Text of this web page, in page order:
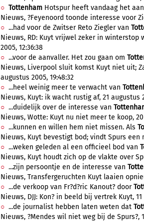
Tottenham Hotspur heeft vandaag het
Nieuws, ?Feyenoord toonde interesse voor
...had voor de Zwitser Reto Ziegler van
Nieuws, RD: Kuyt vrijwel zeker in winterstop
2005, 12:36:38
...voor de aanvaller. Het zou gaan om
Nieuws, Liverpool sluit komst Kuyt niet uit;
augustus 2005, 19:48:32
...heel weinig meer te verwacht van
Nieuws, Kuyt: ik wacht rustig af, 21 augustus
...duidelijk over de interesse van
Nieuws, Wotte: Kuyt nu niet meer te koop, 20
...kunnen en willen hem niet missen. Als
Nieuws, Kuyt bevestigt bod; vindt Spurs een
...weken geleden al een officieel bod van
Nieuws, Kuyt houdt zich op de vlakte over
...zijn persoontje en de interesse van
Nieuws, Transfergeruchten Kuyt laaien
...de verkoop van Fr?d?ric Kanout? door
Nieuws, DJJ: Kon? in beeld bij vertrek Kuyt,
...de journalist hebben laten weten dat
Nieuws, ?Mendes wil niet weg bij de Spurs?,